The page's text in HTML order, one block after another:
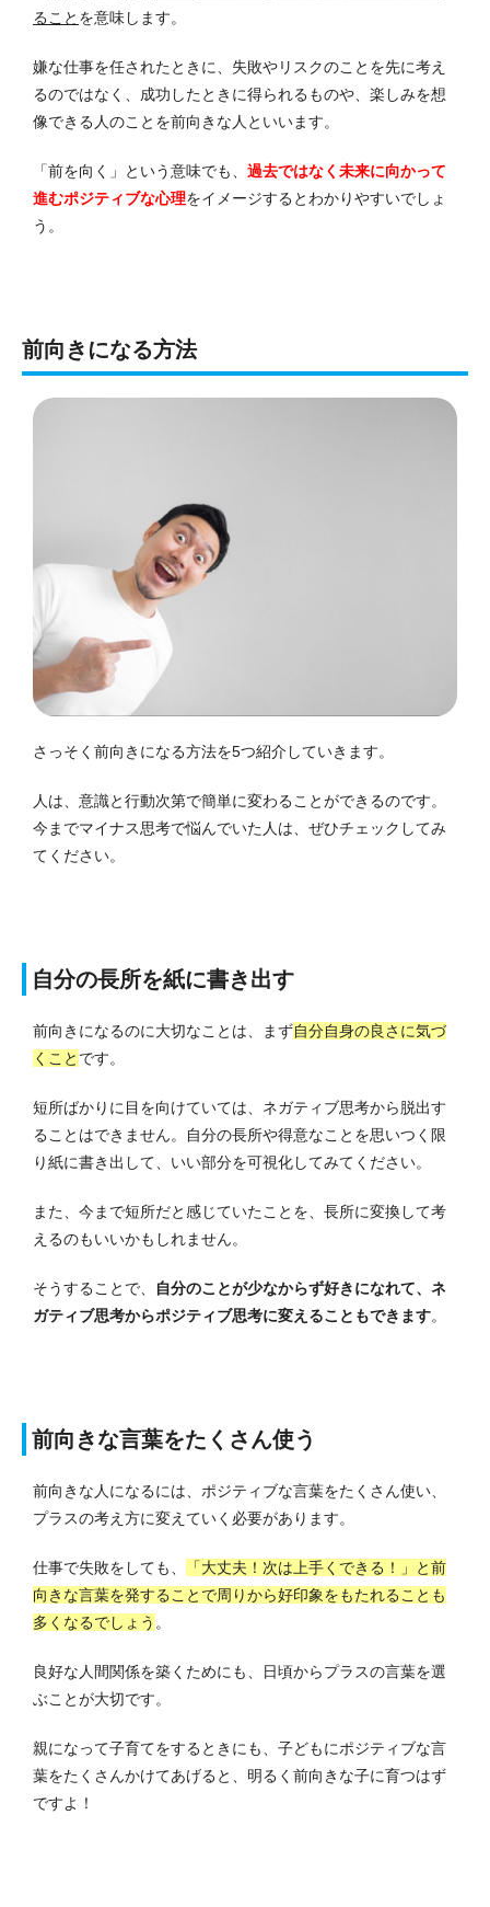
ること を意味します。
嫌な仕事を任されたときに、失敗やリスクのことを先に考え
るのではなく、成功したときに得られるものや、楽しみを想
像できる人のことを前向きな人といいます。
「前を向く」という意味でも、 過去ではなく未来に向かって
進むポジティブな心理をイメージするとわかりやすいでしょ
う。
前向きになる方法
さっそく前向きになる方法を5つ紹介していきます。
人は、意識と行動次第で簡単に変わることができるのです。
今までマイナス思考で悩んでいた人は、ぜひチェックしてみ
てください。
自分の長所を紙に書き出す
前向きになるのに大切なことは、まず自分自身の良さに気づ
くこと です。
短所ばかりに目を向けていては、ネガティブ思考から脱出す
ることはできません。
自分の長所や得意なことを思いつく限
り紙に書き出して、いい部分を可視化してみてください。
また、今まで短所だと感じていたことを、長所に変換して考
えるのもいいかもしれません。
そうすることで、
自分のことが少なからず好きになれて、ネ
ガティブ思考からポジティブ思考に変えることもできます。
前向きな言葉をたくさん使う
前向きな人になるには、ポジティブな言葉をたくさん使い、
プラスの考え方に変えていく必要があります。
仕事で失敗をしても、
「大丈夫！次は上手くできる！」と前
向きな言葉を発することで周りから好印象をもたれることも
多くなるでしょう 。
良好な人間関係を築くためにも、日頃からプラスの言葉を選
ぶことが大切です。
親になって子育てをするときにも、子どもにポジティブな言
葉をたくさんかけてあげると、明るく前向きな子に育つはず
ですよ！